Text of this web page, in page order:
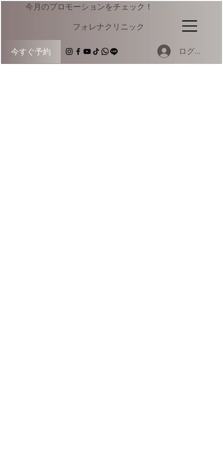
今月のプロモーションをチェック！
​フォレナクリニック
今すぐ予約 ログイン